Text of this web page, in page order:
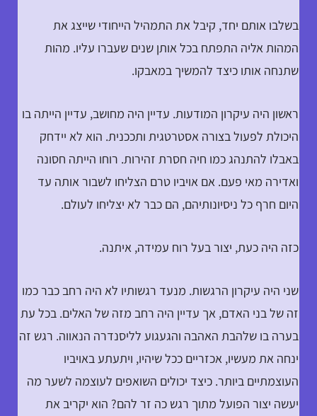
בשלבו אותם יחד, קיבל את התמהיל הייחודי שייצג את
המהות אליה התפתח בכל אותן שנים שעברו עליו. מהות
שתנחה אותו כיצד להמשיך במאבקו.
ראשון היה עיקרון המודעות. עדיין היה מחושב, עדיין הייתה בו
היכולת לפעול בצורה אסטרטגית ותככנית. הוא לא יידחק
באבלו להתנהג כמו חיה חסרת זהירות. רוחו הייתה חסונה
ואדירה מאי פעם. אם אויביו טרם הצליחו לשבור אותה עד
היום חרף כל ניסיונותיהם, הם כבר לא יצליחו לעולם.
כזה היה כעת, יצור בעל רוח עמידה, איתנה.
שני היה עיקרון הרגשות. מנעד רגשותיו לא היה רחב כבר כמו
זה של בני האדם, אך עדיין היה רחב מזה של האלים. בכל עת
בערה בו שלהבת האהבה והגעגוע לליסנדרה הנאווה. רגש זה
ינחה את מעשיו, אכזריים ככל שיהיו, ויתעתע באויביו
העוצמתיים ביותר. כיצד יכולים השואפים לעוצמה לשער מה
יעשה יצור הפועל מתוך רגש כה זר להם? הוא יקריב את